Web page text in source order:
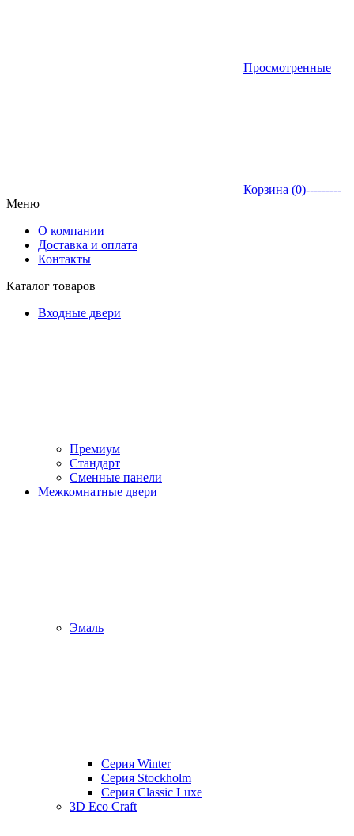
Просмотренные
Корзина (0)---------
Меню
О компании
Доставка и оплата
Контакты
Каталог товаров
Входные двери
Премиум
Стандарт
Сменные панели
Межкомнатные двери
Эмаль
Серия Winter
Серия Stockholm
Серия Classic Luxe
3D Eco Craft